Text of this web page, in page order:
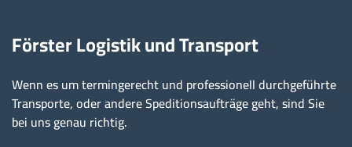
Förster Logistik und Transport
Wenn es um termingerecht und professionell durchgeführte
Transporte, oder andere Speditionsaufträge geht, sind Sie
bei uns genau richtig.